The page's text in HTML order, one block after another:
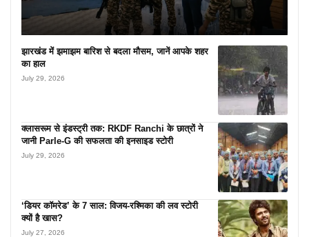
झारखंड में झमाझम बारिश से बदला मौसम, जानें आपके शहर
का हाल
July 29, 2026
क्लासरूम से इंडस्ट्री तक: RKDF Ranchi के छात्रों ने
जानी Parle-G की सफलता की इनसाइड स्टोरी
July 29, 2026
‘डियर कॉमरेड’ के 7 साल: विजय-रश्मिका की लव स्टोरी
क्यों है खास?
July 27, 2026